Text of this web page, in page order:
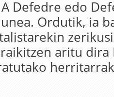
Defedre edo
Ordutik, ia
aritu dira